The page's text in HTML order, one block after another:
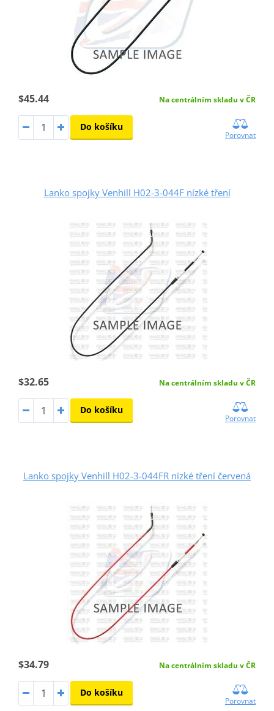
$45.44 Na centrálním skladu v ČR
Do košíku
Porovnat
Lanko spojky Venhill H02-3-044F nízké tření
$32.65 Na centrálním skladu v ČR
Do košíku
Porovnat
Lanko spojky Venhill H02-3-044FR nízké tření červená
$34.79 Na centrálním skladu v ČR
Do košíku
Porovnat